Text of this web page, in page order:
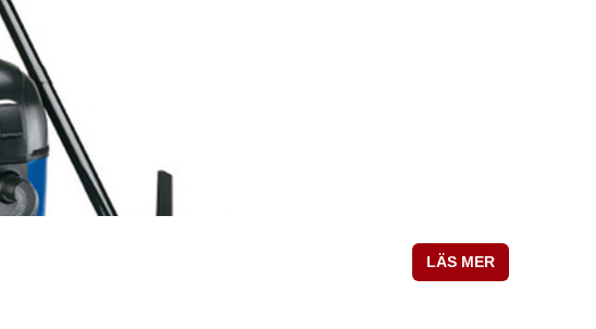
LÄS MER